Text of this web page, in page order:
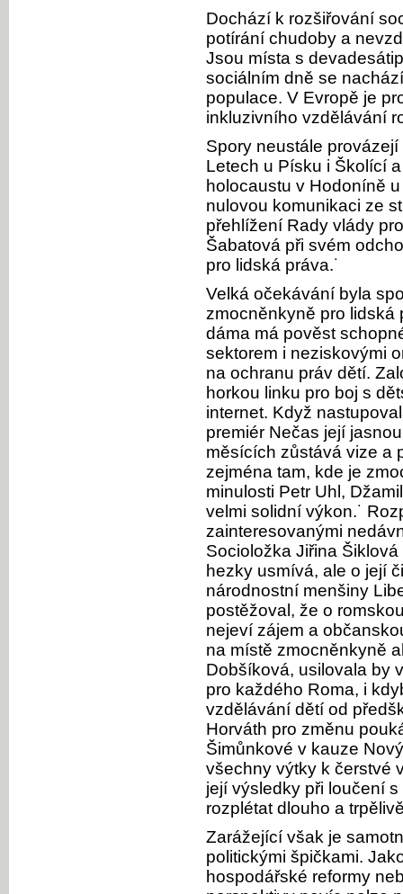
Dochází k rozšiřování
potírání chudoby a
Jsou místa s
sociálním dně se
populace. V Evropě je
inkluzivního vzdělávání
Spory neustále
Letech u Písku i Školící
holocaustu v Hodoníně
nulovou komunikaci ze
přehlížení Rady vlády
Šabatová při svém
pro lidská práva.˙
Velká očekávání byla
zmocněnkyně pro lidská
dáma má pověst
sektorem i neziskovými
na ochranu práv dětí.
horkou linku pro boj s
internet. Když
premiér Nečas její
měsících zůstává vize a
zejména tam, kde je
minulosti Petr Uhl,
velmi solidní výkon.˙
zainteresovanými
Socioložka Jiřina
hezky usmívá, ale o její
národnostní menšiny
postěžoval, že o
nejeví zájem a
na místě zmocněnkyně
Dobšíková, usilovala by
pro každého Roma, i
vzdělávání dětí od
Horváth pro změnu
Šimůnkové v kauze
všechny výtky k čerstvé
její výsledky při loučení
rozplétat dlouho a
Zarážející však je
politickými špičkami.
hospodářské reformy